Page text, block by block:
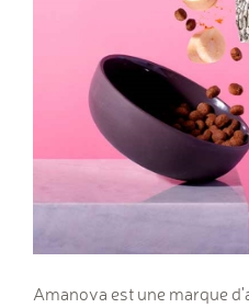
Amanova est une marque